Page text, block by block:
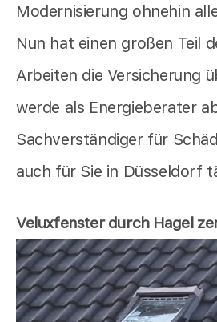
Modernisierung ohnehin
Nun hat einen großen Teil
Arbeiten die Versicherung
werde als Energieberater
Sachverständiger für
auch für Sie in Düsseldorf
Veluxfenster durch Hagel